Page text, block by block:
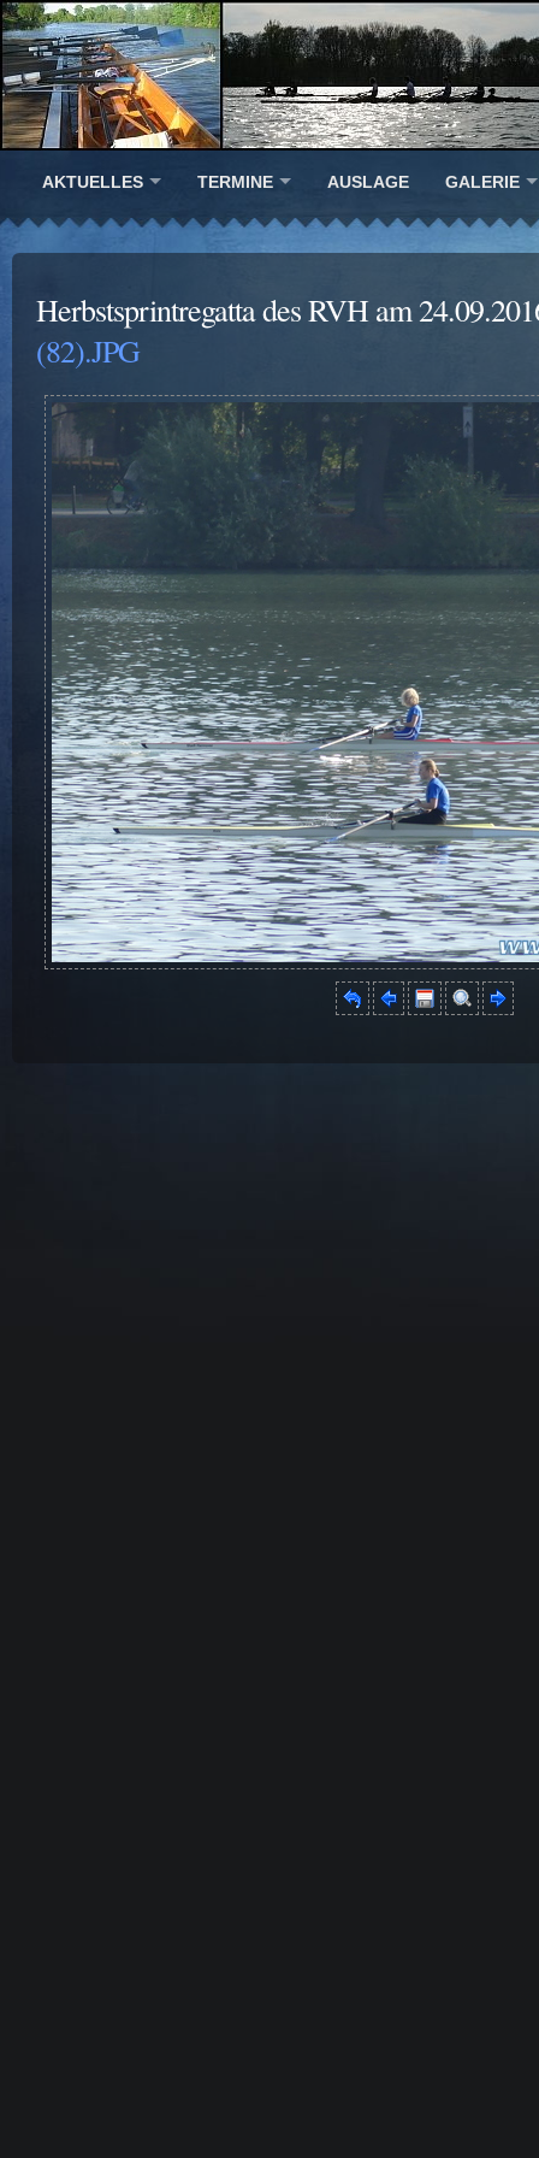
AKTUELLES TERMINE AUSLAGE GALERIE
Herbstsprintregatta des RVH am
(82).JPG